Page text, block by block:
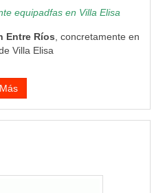
equipadfas en Villa Elisa
Entre Ríos , concretamente en
Villa Elisa